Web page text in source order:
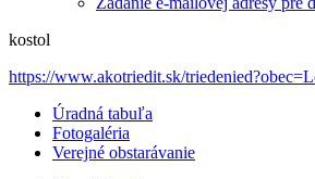
kostol
https://www.akotriedit.sk/
Úradná tabuľa
Fotogaléria
Verejné obstarávanie